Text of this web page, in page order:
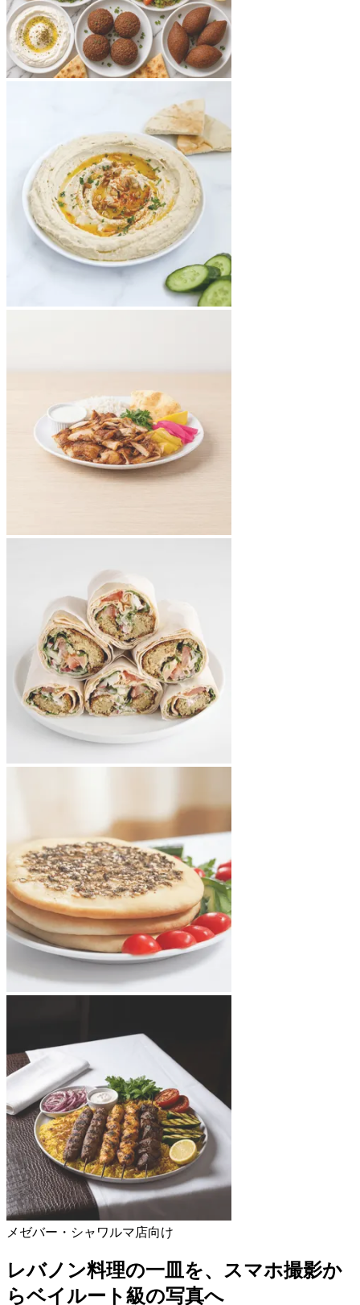
メゼバー・シャワルマ店向け
レバノン料理の一皿を、スマホ撮影か
らベイルート級の写真へ